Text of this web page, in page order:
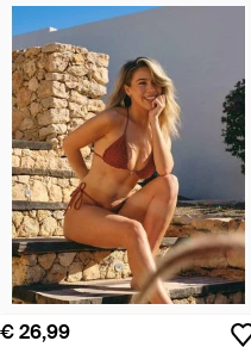
€ 26,99